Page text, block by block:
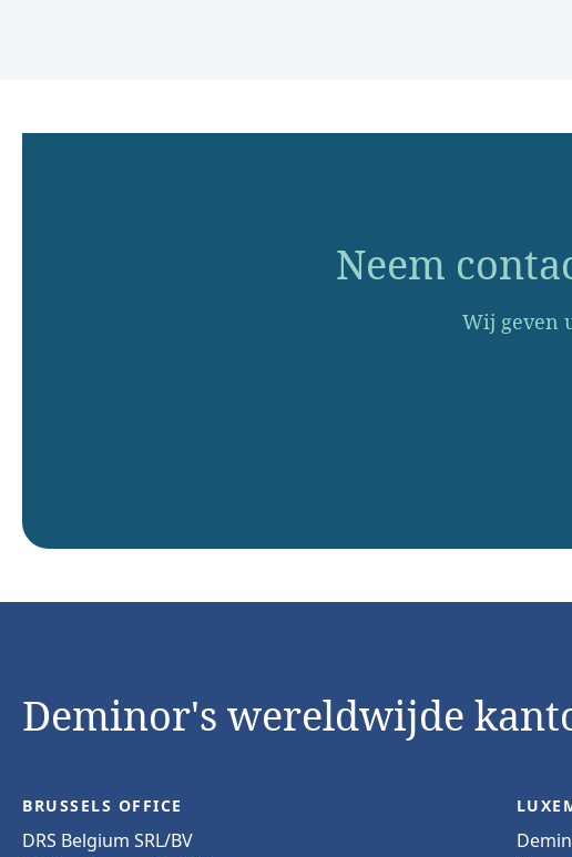
Neem
Wij geven
Deminor's wereldwijde
BRUSSELS OFFICE
DRS Belgium SRL/BV